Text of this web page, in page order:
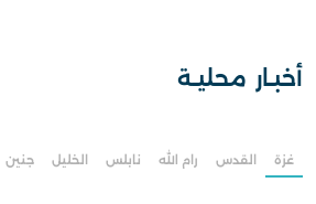
أخبـار محليـة
غزة القدس رام الله نابلس الخليل جنين